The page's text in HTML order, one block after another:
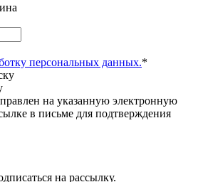
персональных данных.*
на указанную электронную
в письме для подтверждения
на рассылку.